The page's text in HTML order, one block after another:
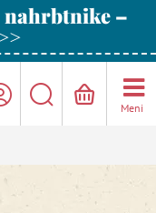
nahrbtnike –
Meni